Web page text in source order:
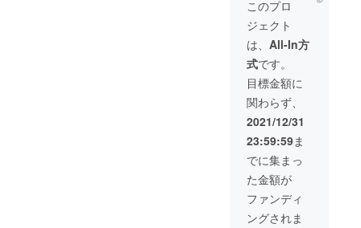
は、S、
Ⅿ、Ⅼの
3サイズ
から選
べま
す。ま
た必要
数もお
書きく
ださ
い。 子
供はS、
標準の
大人は
M、身
長が
175cm
このプロ
ジェクト
は、 All-In方
式です。
目標金額に
関わらず、
2021/12/31
23:59:59ま
でに集まっ
た金額が
ファンディ
ングされま